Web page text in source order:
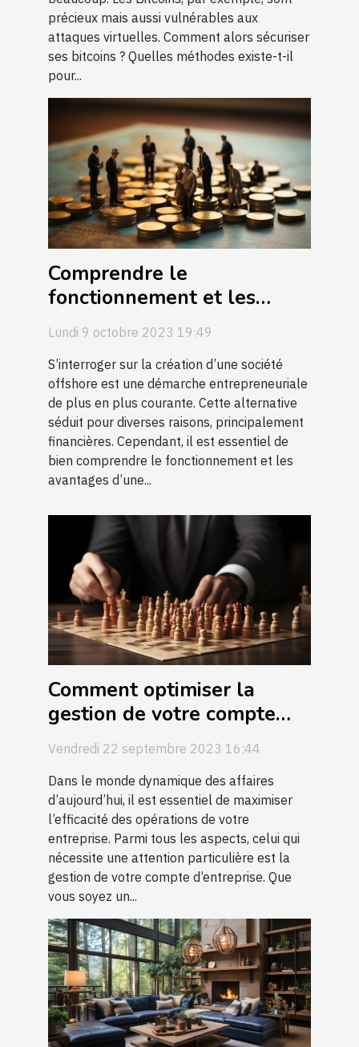
précieux mais aussi vulnérables aux
attaques virtuelles. Comment alors sécuriser
ses bitcoins ? Quelles méthodes existe-t-il
pour...
Comprendre le
fonctionnement et les
avantages d'une société
offshore
Lundi 9 octobre 2023 19:49
S’interroger sur la création d’une société
offshore est une démarche entrepreneuriale
de plus en plus courante. Cette alternative
séduit pour diverses raisons, principalement
financières. Cependant, il est essentiel de
bien comprendre le fonctionnement et les
avantages d’une...
Comment optimiser la
gestion de votre compte
entreprise
Vendredi 22 septembre 2023 16:44
Dans le monde dynamique des affaires
d’aujourd’hui, il est essentiel de maximiser
l’efficacité des opérations de votre
entreprise. Parmi tous les aspects, celui qui
nécessite une attention particulière est la
gestion de votre compte d’entreprise. Que
vous soyez un...